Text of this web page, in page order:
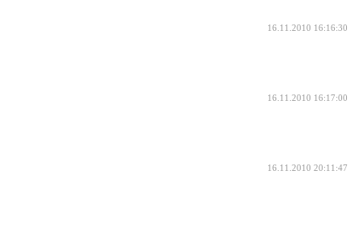
16.11.2010 16:16:30
16.11.2010 16:17:00
16.11.2010 20:11:47